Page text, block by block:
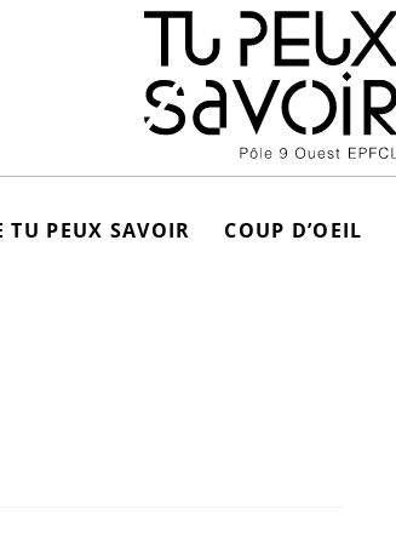
TU PEUX SAVOIR COUP D’OEIL